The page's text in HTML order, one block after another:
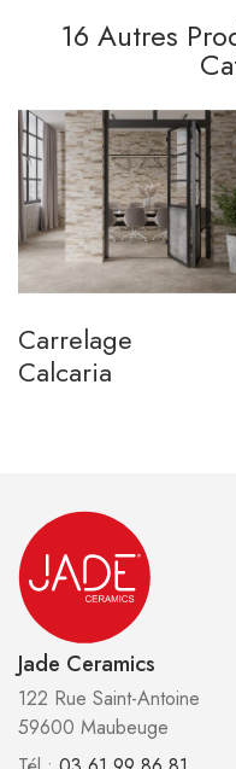
16 Autres
Carrelage
Calcaria
Jade Ceramics
122 Rue Saint-Antoine
59600 Maubeuge